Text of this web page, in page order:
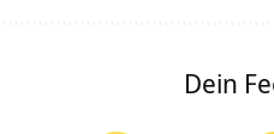
Dein